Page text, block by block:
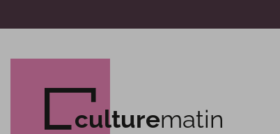
culturematin